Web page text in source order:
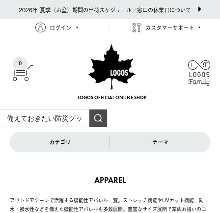
2026年 夏季（お盆）期間の出荷スケジュール／窓口の休業日について
ログイン カスタマーサポート
0
LOGOS OFFICIAL ONLINE SHOP
カテゴリ テーマ
APPAREL
アウトドアシーンで活躍する機能性アパレル一覧。ストレッチ機能やUVカット機能、防
水・撥水性などを備えた機能性アパレルも多数展開。豊富なサイズ展開で家族お揃いのコ